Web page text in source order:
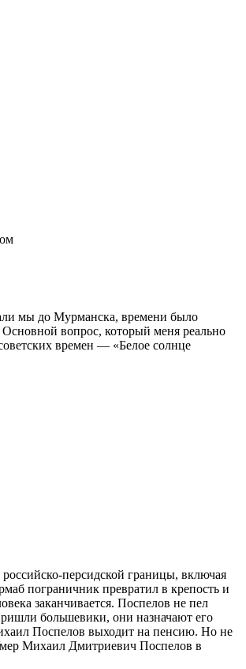
мы до Мурманска, времени было
вопрос, который меня реально
времен — «Белое солнце
персидской границы, включая
пограничник превратил в крепость и
заканчивается. Поспелов не пел
большевики, они назначают его
Поспелов выходит на пенсию. Но не
Михаил Дмитриевич Поспелов в